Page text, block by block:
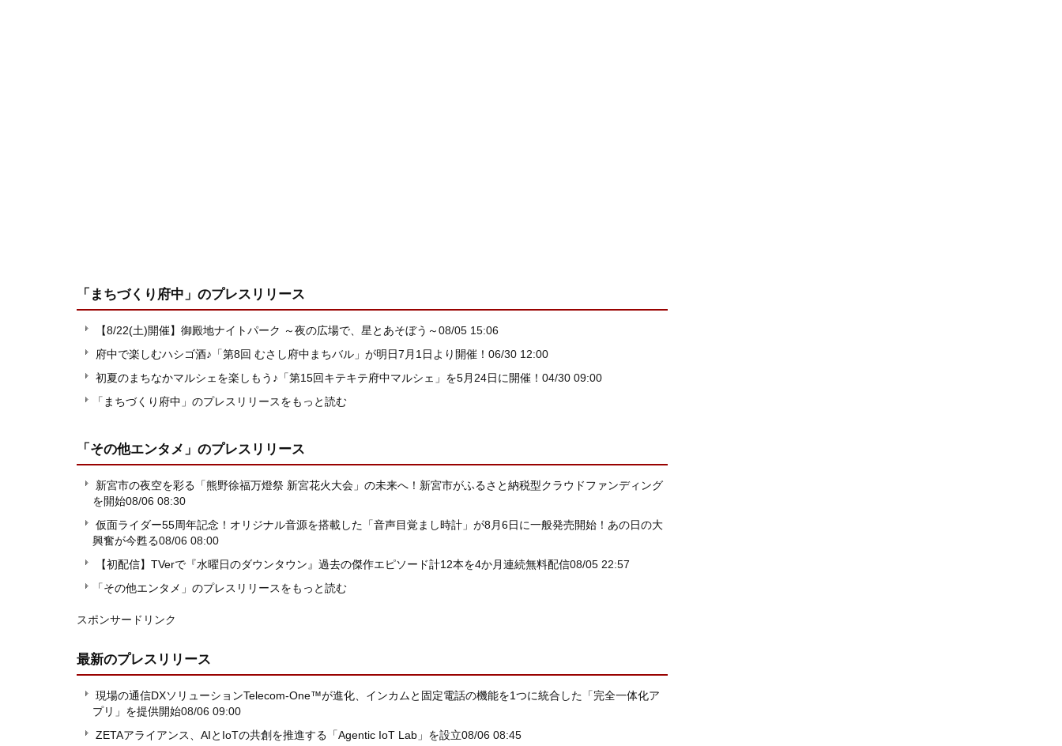
「まちづくり府中」 のプレスリリース
【8/22(土)開催】御殿地ナイトパーク ～夜の広場で、星とあそぼう～08/05 15:06
府中で楽しむハシゴ酒♪「第8回 むさし府中まちバル」が明日7月1日より開催！ 06/30 12:00
初夏のまちなかマルシェを楽しもう♪「第15回キテキテ府中マルシェ」を5月24日に開催！ 04/30 09:00
「まちづくり府中」のプレスリリースをもっと読む
「その他エンタメ」 のプレスリリース
新宮市の夜空を彩る「熊野徐福万燈祭 新宮花火大会」の未来へ！新宮市がふるさと納税型クラウドファンディング
を開始08/06 08:30
仮面ライダー55周年記念！オリジナル音源を搭載した「音声目覚まし時計」が8月6日に一般発売開始！あの日の大
興奮が今甦る08/06 08:00
【初配信】TVerで『水曜日のダウンタウン』過去の傑作エピソード計12本を4か月連続無料配信08/05 22:57
「その他エンタメ」のプレスリリースをもっと読む
スポンサードリンク
最新のプレスリリース
現場の通信DXソリューションTelecom-One™が進化、インカムと固定電話の機能を1つに統合した「完全一体化ア
プリ」を提供開始08/06 09:00
ZETAアライアンス、AIとIoTの共創を推進する「Agentic IoT Lab」を設立08/06 08:45